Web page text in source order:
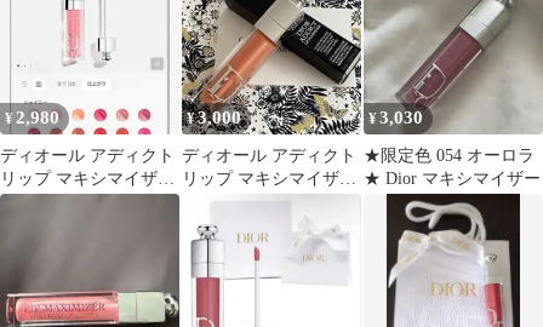
¥2,980
ディオール アディクト
リップ マキシマイザー
054 オーロラ 限定品
¥3,000
ディオール アディクト
リップ マキシマイザー
¥3,030
★限定色 054 オーロラ
★ Dior マキシマイザー